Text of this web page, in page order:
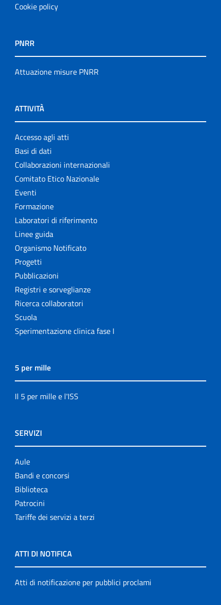
Cookie policy
PNRR
Attuazione misure PNRR
ATTIVITÀ
Accesso agli atti
Basi di dati
Collaborazioni internazionali
Comitato Etico Nazionale
Eventi
Formazione
Laboratori di riferimento
Linee guida
Organismo Notificato
Progetti
Pubblicazioni
Registri e sorveglianze
Ricerca collaboratori
Scuola
Sperimentazione clinica fase I
5 per mille
Il 5 per mille e l'ISS
SERVIZI
Aule
Bandi e concorsi
Biblioteca
Patrocini
Tariffe dei servizi a terzi
ATTI DI NOTIFICA
Atti di notificazione per pubblici proclami